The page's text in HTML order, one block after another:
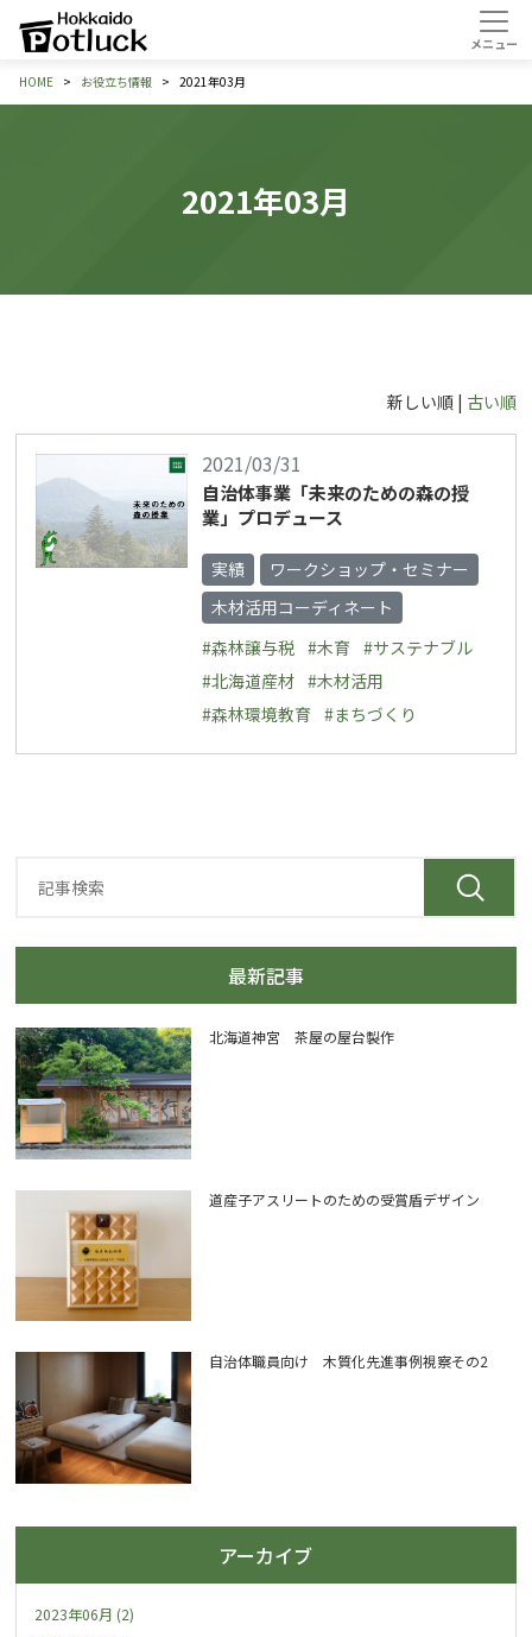
HOME お役立ち情報 2021年03月
2021年03月
新しい順 | 古い順
2021/03/31
自治体事業「未来のための森の授
業」プロデュース
実績
ワークショップ・セミナー
木材活用コーディネート
#森林譲与税 #木育 #サステナブル
#北海道産材 #木材活用
#森林環境教育 #まちづくり
最新記事
北海道神宮 茶屋の屋台製作
道産子アスリートのための受賞盾デザイン
自治体職員向け 木質化先進事例視察その2
アーカイブ
2023年06月 (2)